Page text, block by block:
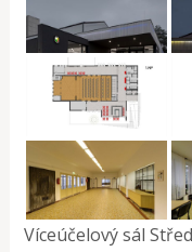
Víceúčelový sál